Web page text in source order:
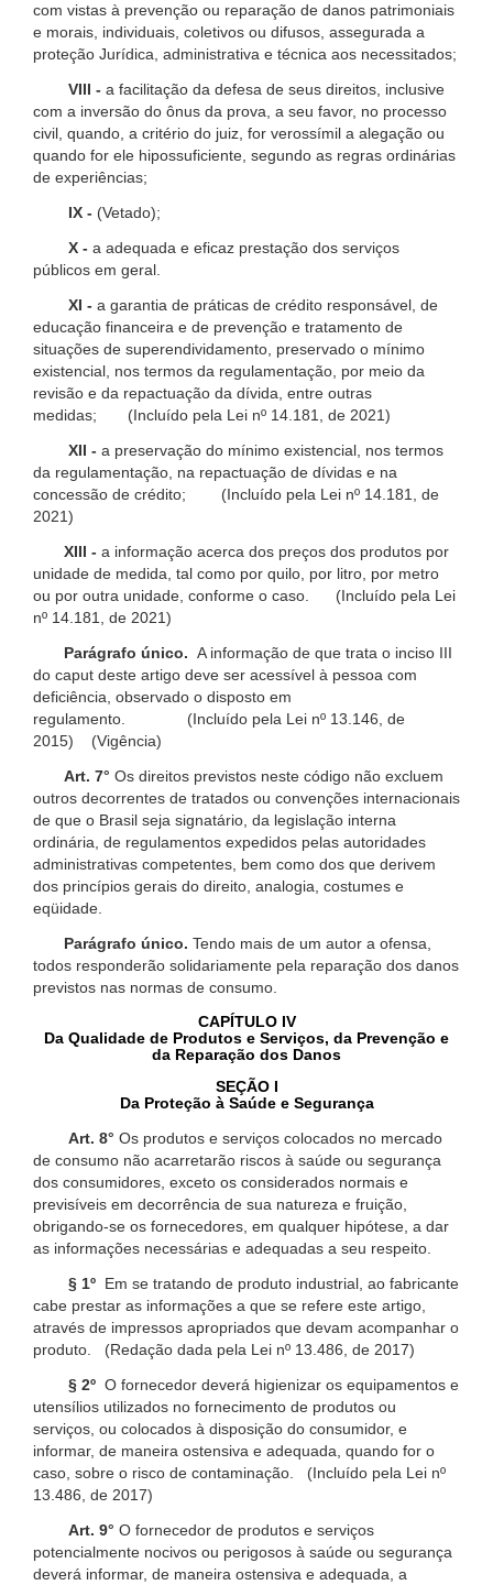
com vistas à prevenção ou reparação de danos patrimoniais
e morais, individuais, coletivos ou difusos, assegurada a
proteção Jurídica, administrativa e técnica aos necessitados;
VIII - a facilitação da defesa de seus direitos, inclusive
com a inversão do ônus da prova, a seu favor, no processo
civil, quando, a critério do juiz, for verossímil a alegação ou
quando for ele hipossuficiente, segundo as regras ordinárias
de experiências;
IX - (Vetado);
X - a adequada e eficaz prestação dos serviços
públicos em geral.
XI - a garantia de práticas de crédito responsável, de
educação financeira e de prevenção e tratamento de
situações de superendividamento, preservado o mínimo
existencial, nos termos da regulamentação, por meio da
revisão e da repactuação da dívida, entre outras
medidas; (Incluído pela Lei nº 14.181, de 2021)
XII - a preservação do mínimo existencial, nos termos
da regulamentação, na repactuação de dívidas e na
concessão de crédito; (Incluído pela Lei nº 14.181, de
2021)
XIII - a informação acerca dos preços dos produtos por
unidade de medida, tal como por quilo, por litro, por metro
ou por outra unidade, conforme o caso. (Incluído pela Lei
nº 14.181, de 2021)
Parágrafo único. A informação de que trata o inciso III
do caput deste artigo deve ser acessível à pessoa com
deficiência, observado o disposto em
regulamento. (Incluído pela Lei nº 13.146, de
2015) (Vigência)
Art. 7° Os direitos previstos neste código não excluem
outros decorrentes de tratados ou convenções internacionais
de que o Brasil seja signatário, da legislação interna
ordinária, de regulamentos expedidos pelas autoridades
administrativas competentes, bem como dos que derivem
dos princípios gerais do direito, analogia, costumes e
eqüidade.
Parágrafo único. Tendo mais de um autor a ofensa,
todos responderão solidariamente pela reparação dos danos
previstos nas normas de consumo.
CAPÍTULO IV
Da Qualidade de Produtos e Serviços, da Prevenção e
da Reparação dos Danos
SEÇÃO I
Da Proteção à Saúde e Segurança
Art. 8° Os produtos e serviços colocados no mercado
de consumo não acarretarão riscos à saúde ou segurança
dos consumidores, exceto os considerados normais e
previsíveis em decorrência de sua natureza e fruição,
obrigando-se os fornecedores, em qualquer hipótese, a dar
as informações necessárias e adequadas a seu respeito.
§ 1º Em se tratando de produto industrial, ao fabricante
cabe prestar as informações a que se refere este artigo,
através de impressos apropriados que devam acompanhar o
produto. (Redação dada pela Lei nº 13.486, de 2017)
§ 2º O fornecedor deverá higienizar os equipamentos e
utensílios utilizados no fornecimento de produtos ou
serviços, ou colocados à disposição do consumidor, e
informar, de maneira ostensiva e adequada, quando for o
caso, sobre o risco de contaminação. (Incluído pela Lei nº
13.486, de 2017)
Art. 9° O fornecedor de produtos e serviços
potencialmente nocivos ou perigosos à saúde ou segurança
deverá informar, de maneira ostensiva e adequada, a